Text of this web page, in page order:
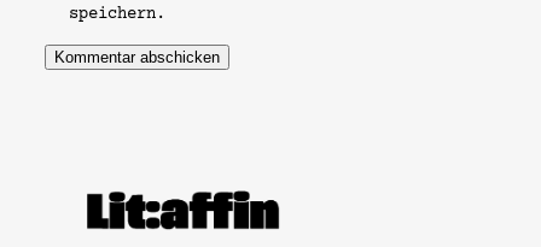
speichern.